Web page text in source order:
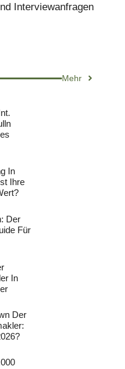
Interviewanfragen
Mehr
In
Ihre
Der
Für
In
Der